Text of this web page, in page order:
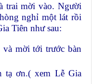
trai mời vào. Người
nghỉ một lát rồi
Tiên như sau:
mời tới trước bàn
tạ ơn.( xem Lễ Gia